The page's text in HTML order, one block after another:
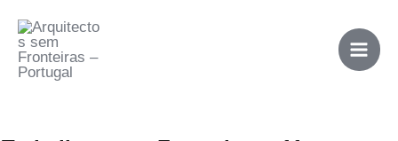
content